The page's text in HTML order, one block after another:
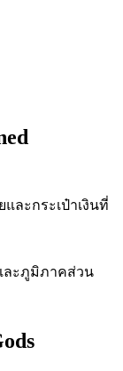
สินค้าโภคภัณฑ์
ละกระเป๋าเงินที่
ละภูมิภาคส่วน